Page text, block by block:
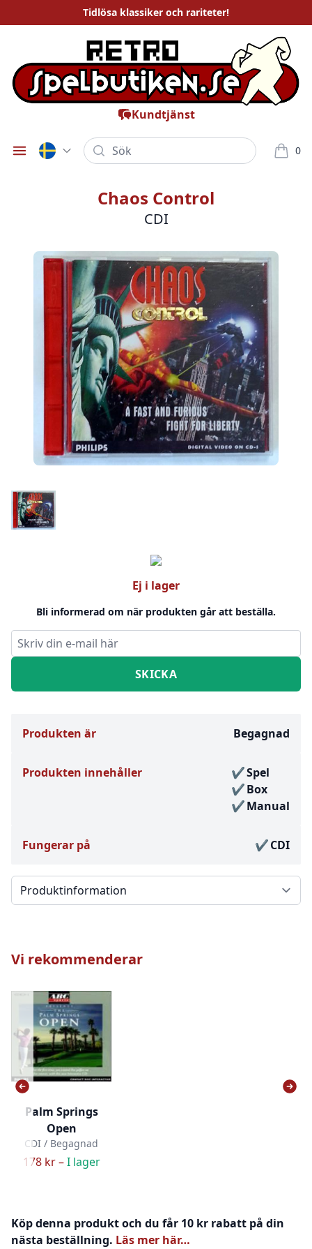
Tidlösa klassiker och rariteter!
Kundtjänst
Öppna meny
Sök 0
varor i
Chaos Control
CDI
Bilder
Ej i lager
Bli informerad om när produkten går att beställa.
Produkten är Begagnad
Produkten innehåller
Spel
Box
Manual
Fungerar på CDI
Välj en flik
Vi rekommenderar
Palm Springs
Open
CDI / Begagnad
178 kr –I lager
Köp denna produkt och du får 10 kr rabatt på din
nästa beställning. Läs mer här…